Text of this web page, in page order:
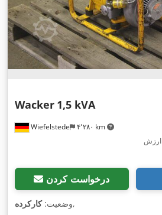
Wiefelstede ۴٬۲۸۰ km
Wacker 1,5 kVA
ارزش
درخواست کردن
وضعیت:کارکرده ,